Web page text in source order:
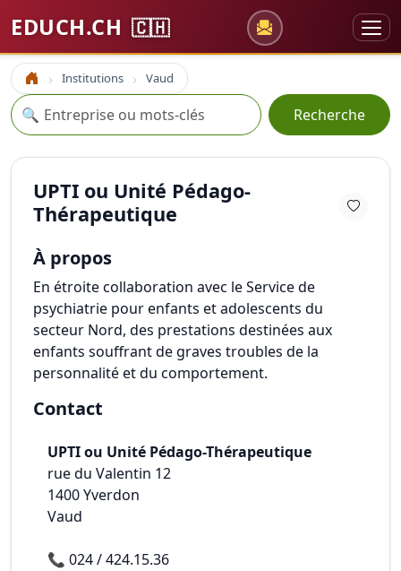
EDUCH.CH 🇨🇭
Accueil Institutions Vaud
Recherche
🔍 Recherche
UPTI ou Unité Pédago-
Thérapeutique
À propos
En étroite collaboration avec le Service de
psychiatrie pour enfants et adolescents du
secteur Nord, des prestations destinées aux
enfants souffrant de graves troubles de la
personnalité et du comportement.
Contact
UPTI ou Unité Pédago-Thérapeutique
rue du Valentin 12
1400Yverdon
Vaud
📞 024 / 424.15.36